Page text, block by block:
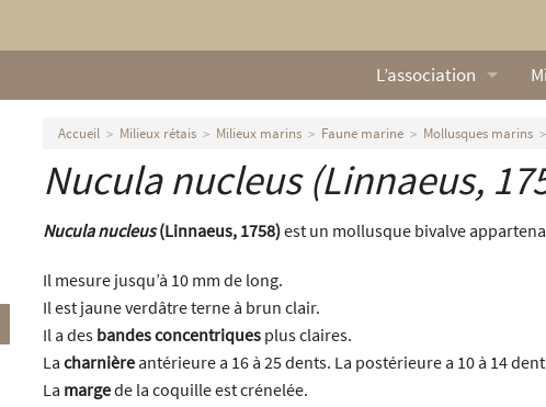
L’association
Qui sommes nous ?
Nos missions
Nos statuts
Nous contacter
Accueil Milieux rétais Milieux marins Faune marine Mollusques marins
Nucula nucleus(Linnaeus,
Nucula nucleus(Linnaeus, 1758)est un mollusque bivalve
Il mesure jusqu’à 10 mm de long.
Il est jaune verdâtre terne à brun clair.
Il a des bandes concentriques plus claires.
La charnière antérieure a 16 à 25 dents. La postérieure a 10 à 14
La margede la coquille est crénelée.